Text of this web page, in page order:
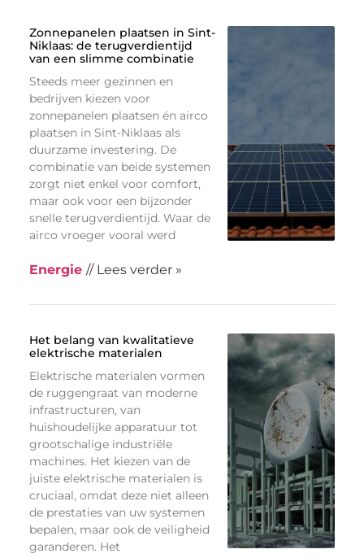
Zonnepanelen plaatsen in Sint-
Niklaas: de terugverdientijd
van een slimme combinatie
Steeds meer gezinnen en
bedrijven kiezen voor
zonnepanelen plaatsen én airco
plaatsen in Sint-Niklaas als
duurzame investering. De
combinatie van beide systemen
zorgt niet enkel voor comfort,
maar ook voor een bijzonder
snelle terugverdientijd. Waar de
airco vroeger vooral werd
Energie // Lees verder »
Het belang van kwalitatieve
elektrische materialen
Elektrische materialen vormen
de ruggengraat van moderne
infrastructuren, van
huishoudelijke apparatuur tot
grootschalige industriële
machines. Het kiezen van de
juiste elektrische materialen is
cruciaal, omdat deze niet alleen
de prestaties van uw systemen
bepalen, maar ook de veiligheid
garanderen. Het